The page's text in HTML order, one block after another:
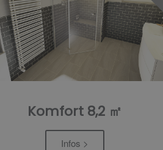
Komfort 8,2 ㎡
Infos >